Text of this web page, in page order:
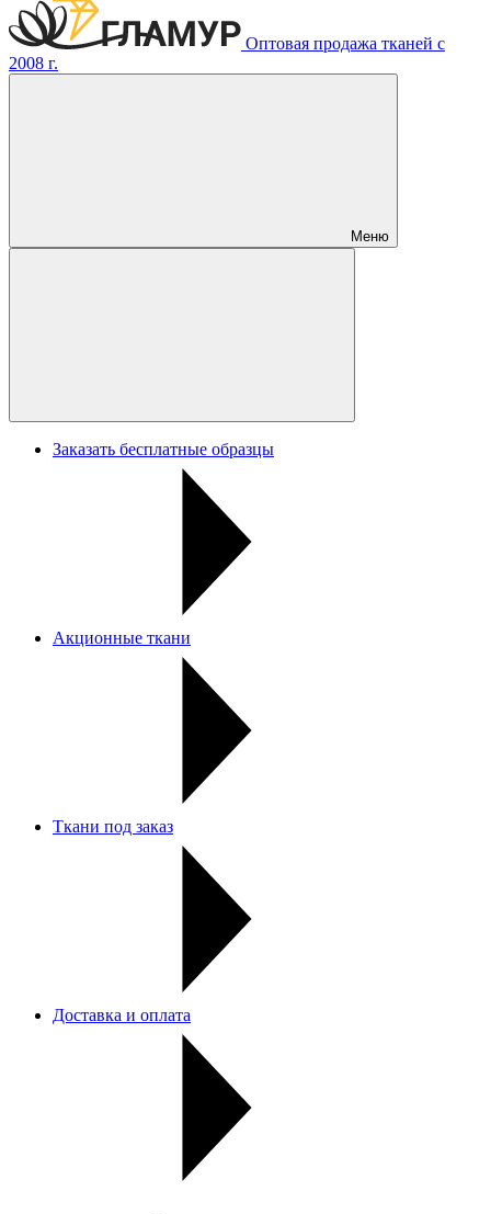
Оптовая продажа тканей с
2008 г.
Меню
Заказать бесплатные образцы
Акционные ткани
Ткани под заказ
Доставка и оплата